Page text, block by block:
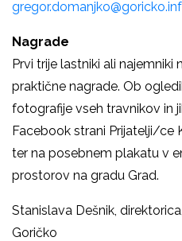
Nagrade
Prvi trije lastniki ali
praktične nagrade. Ob
fotografije vseh travnikov in
Facebook strani Prijatelji/ce
ter na posebnem plakatu v
prostorov na gradu Grad.
Stanislava Dešnik,
Goričko